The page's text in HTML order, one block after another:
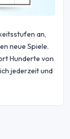
an,
neue Spiele.
Hunderte von
jederzeit und